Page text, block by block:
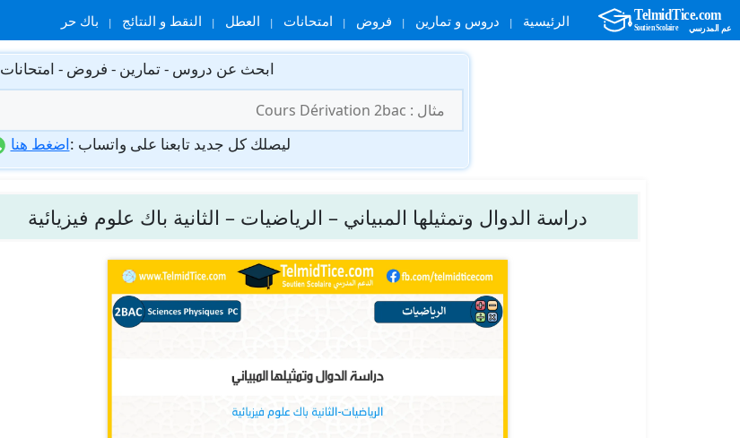
الرئيسية دروس و تمارين فروض امتحانات العطل النقط و النتائج باك حر
ابحث عن دروس - تمارين - فروض - امتحانات
عن:
ليصلك كل جديد تابعنا على واتساب :اضغط هنا
دراسة الدوال وتمثيلها المبياني – الرياضيات – الثانية باك علوم فيزيائية